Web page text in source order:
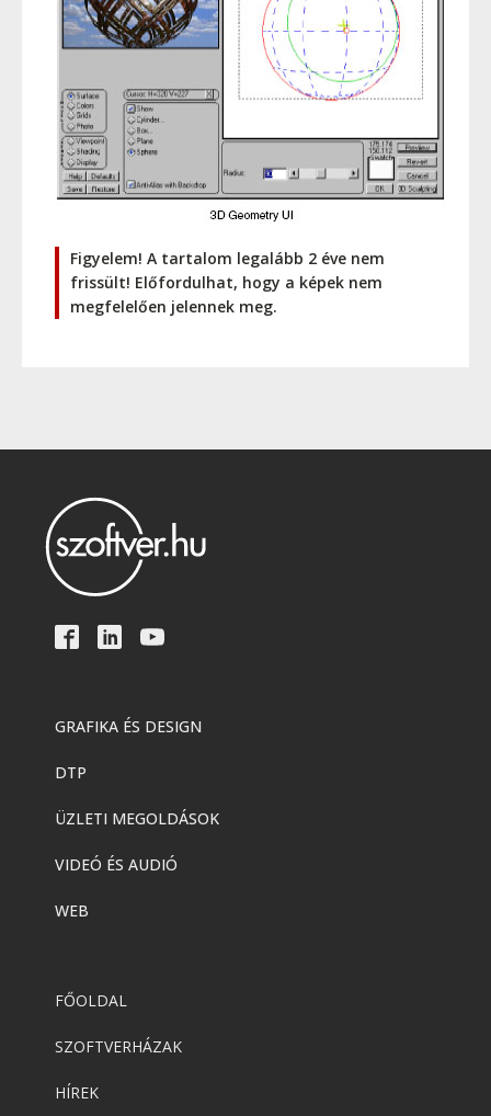
Figyelem! A tartalom legalább 2 éve nem
frissült! Előfordulhat, hogy a képek nem
megfelelően jelennek meg.
GRAFIKA ÉS DESIGN
DTP
ÜZLETI MEGOLDÁSOK
VIDEÓ ÉS AUDIÓ
WEB
FŐOLDAL
SZOFTVERHÁZAK
HÍREK